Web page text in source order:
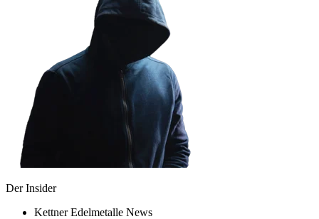
Der Insider
Kettner Edelmetalle News